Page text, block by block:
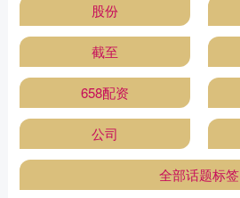
股份
截至
658配资
公司
全部话题标签